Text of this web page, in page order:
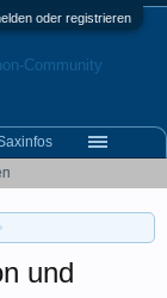
oder registrieren
und